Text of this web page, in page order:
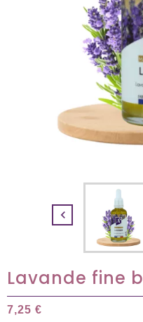

Lavande fine
7,25 €